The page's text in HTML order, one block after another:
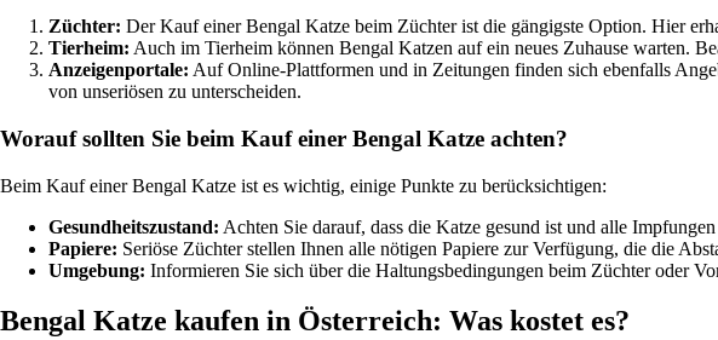
Züchter: Der Kauf einer Bengal Katze beim Züchter ist die gängigste Option. Hier
Tierheim: Auch im Tierheim können Bengal Katzen auf ein neues Zuhause warten.
Anzeigenportale: Auf Online-Plattformen und in Zeitungen finden sich ebenfalls
von unseriösen zu unterscheiden.
Worauf sollten Sie beim Kauf einer Bengal Katze achten?
Beim Kauf einer Bengal Katze ist es wichtig, einige Punkte zu berücksichtigen:
Gesundheitszustand: Achten Sie darauf, dass die Katze gesund ist und alle
Papiere: Seriöse Züchter stellen Ihnen alle nötigen Papiere zur Verfügung, die die
Umgebung: Informieren Sie sich über die Haltungsbedingungen beim Züchter oder
Bengal Katze kaufen in Österreich: Was kostet es?